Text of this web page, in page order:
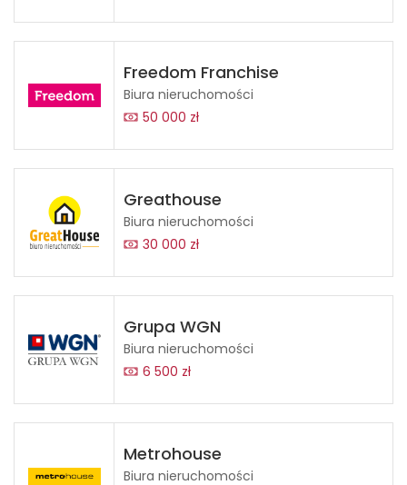
Freedom Franchise
Biura nieruchomości
50 000 zł
Greathouse
Biura nieruchomości
30 000 zł
Grupa WGN
Biura nieruchomości
6 500 zł
Metrohouse
Biura nieruchomości